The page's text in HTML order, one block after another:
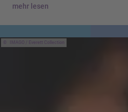
mehr lesen
IMAGO / Everett Collection